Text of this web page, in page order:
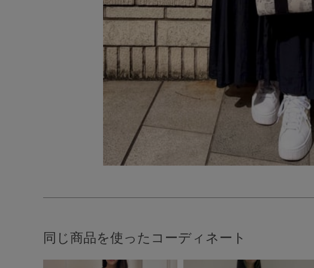
同じ商品を使ったコーディネート